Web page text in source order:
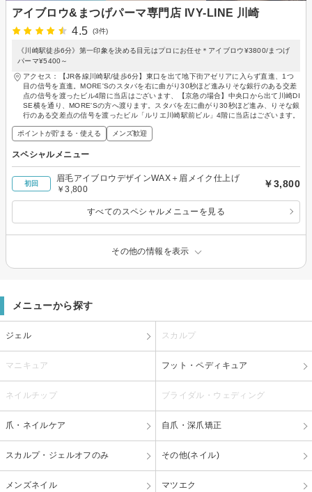
アイブロウ&まつげパーマ専門店 IVY-LINE 川崎
4.5
(3件)
《川崎駅徒歩6分》第一印象を決める目元はプロにお任せ＊アイブロウ¥3800/まつげ
パーマ¥5400～
アクセス：【JR各線川崎駅/徒歩6分】東口を出て地下街アゼリアに入らず直進、1つ
目の信号を直進。MORE'Sのスタバを右に曲がり30秒ほど進みりそな銀行のある交差
点の信号を渡ったビル4階に当店はございます、【京急の場合】中央口から出て川崎DI
SE横を通り、MORE'Sの方へ渡ります。スタバを左に曲がり30秒ほど進み、りそな銀
行のある交差点の信号を渡ったビル「ルリエ川崎駅前ビル」4階に当店はございます。
ポイントが貯まる・使える メンズ歓迎
スペシャルメニュー
初回
眉毛アイブロウデザインWAX＋眉メイク仕上げ
￥3,800
￥3,800
すべてのスペシャルメニューを見る
その他の情報を表示
メニューから探す
ジェル スカルプ
マニキュア フット・ペディキュア
ネイルチップ ブライダル・ウェディング
爪・ネイルケア 自爪・深爪矯正
スカルプ・ジェルオフのみ その他(ネイル)
メンズネイル マツエク